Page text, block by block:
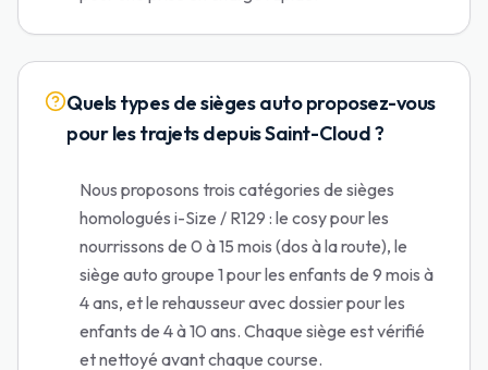
Quels types de sièges auto proposez-vous
pour les trajets depuis Saint-Cloud ?
Nous proposons trois catégories de sièges
homologués i-Size / R129 : le cosy pour les
nourrissons de 0 à 15 mois (dos à la route), le
siège auto groupe 1 pour les enfants de 9 mois à
4 ans, et le rehausseur avec dossier pour les
enfants de 4 à 10 ans. Chaque siège est vérifié
et nettoyé avant chaque course.